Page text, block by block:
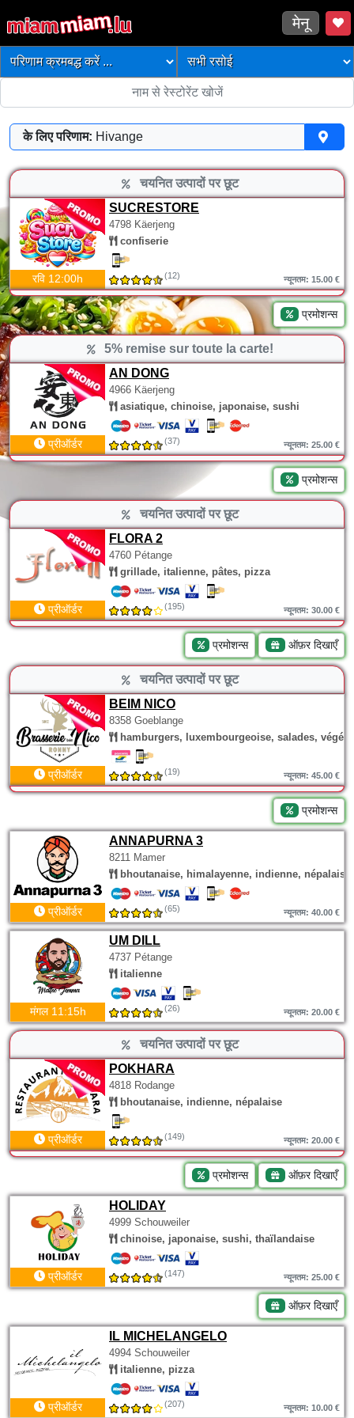
मेनू
के लिए परिणाम: Hivange
चयनित उत्पादों पर छूट
SUCRESTORE
4798 Käerjeng
confiserie
रवि 12:00h (12) न्यूनतम: 15.00 €
प्रमोशन्स
5% remise sur toute la carte!
AN DONG
4966 Käerjeng
asiatique, chinoise, japonaise, sushi
प्रीऑर्डर (37) न्यूनतम: 25.00 €
प्रमोशन्स
चयनित उत्पादों पर छूट
FLORA 2
4760 Pétange
grillade, italienne, pâtes, pizza
प्रीऑर्डर (195) न्यूनतम: 30.00 €
प्रमोशन्स ऑफ़र दिखाएँ
चयनित उत्पादों पर छूट
BEIM NICO
8358 Goeblange
hamburgers, luxembourgeoise, salades,
प्रीऑर्डर (19) न्यूनतम: 45.00 €
प्रमोशन्स
ANNAPURNA 3
8211 Mamer
bhoutanaise, himalayenne, indienne, népalaise
प्रीऑर्डर (65) न्यूनतम: 40.00 €
UM DILL
4737 Pétange
italienne
मंगल 11:15h (26) न्यूनतम: 20.00 €
चयनित उत्पादों पर छूट
POKHARA
4818 Rodange
bhoutanaise, indienne, népalaise
प्रीऑर्डर (149) न्यूनतम: 20.00 €
प्रमोशन्स ऑफ़र दिखाएँ
HOLIDAY
4999 Schouweiler
chinoise, japonaise, sushi, thaïlandaise
प्रीऑर्डर (147) न्यूनतम: 25.00 €
ऑफ़र दिखाएँ
IL MICHELANGELO
4994 Schouweiler
italienne, pizza
प्रीऑर्डर (207) न्यूनतम: 10.00 €